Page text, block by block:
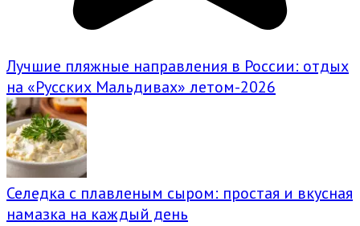
Лучшие пляжные направления в России: отдых
на «Русских Мальдивах» летом-2026
Селедка с плавленым сыром: простая и вкусная
намазка на каждый день